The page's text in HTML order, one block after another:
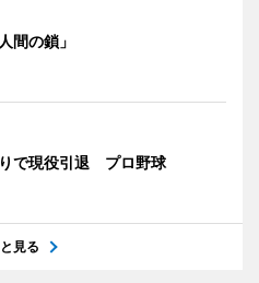
間の鎖」
で現役引退 プロ野球
見る